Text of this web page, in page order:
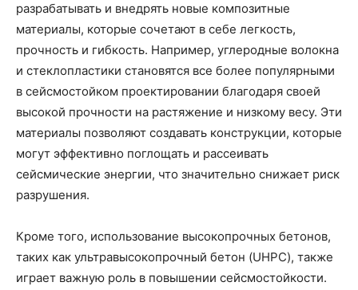
разрабатывать и внедрять новые композитные
материалы, которые сочетают в себе легкость,
прочность и гибкость. Например, углеродные волокна
и стеклопластики становятся все более популярными
в сейсмостойком проектировании благодаря своей
высокой прочности на растяжение и низкому весу. Эти
материалы позволяют создавать конструкции, которые
могут эффективно поглощать и рассеивать
сейсмические энергии, что значительно снижает риск
разрушения.
Кроме того, использование высокопрочных бетонов,
таких как ультравысокопрочный бетон (UHPC), также
играет важную роль в повышении сейсмостойкости.